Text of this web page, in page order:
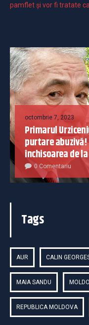
pamflet și vor fi tratate
octombrie 7, 2023
Primarul
purtare abuzivă!
închisoarea de
0 Comentariu
Tags
AUR CALIN
MAIA SANDU
REPUBLICA MOLDOVA